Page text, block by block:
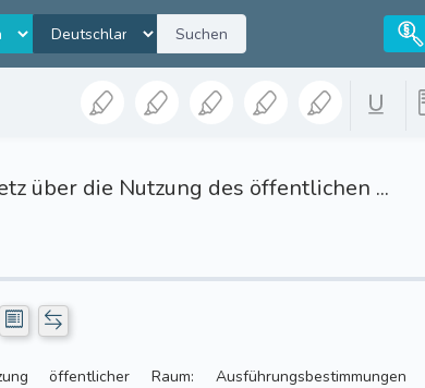
Suchen
über die Nutzung des öffentlichen ...
öffentlicher Raum: